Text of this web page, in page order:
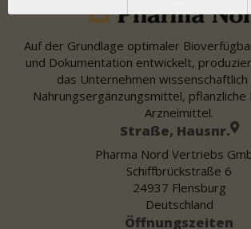
Auf der Grundlage optimaler
und Dokumentation entwickelt,
das Unternehmen
Nahrungsergänzungsmittel,
Arzneimittel.
Straße, Hausnr.
Pharma Nord Vertriebs
Schiffbrückstraße 6
24937 Flensburg
Deutschland
Öffnungszeiten